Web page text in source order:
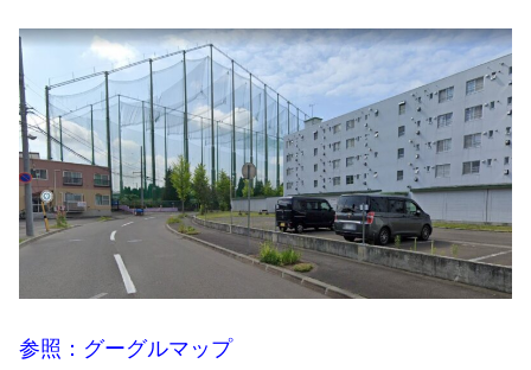
参照：グーグルマップ